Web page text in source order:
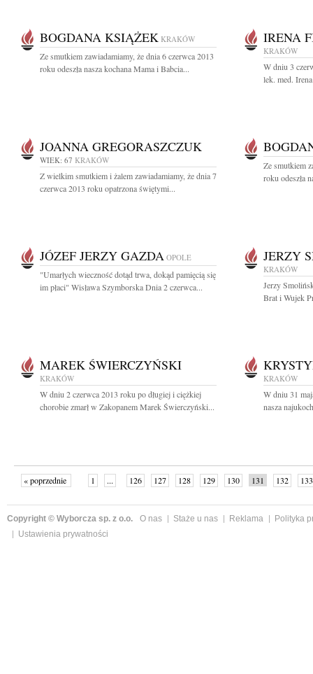
BOGDANA KSIĄŻEK KRAKÓW
Ze smutkiem zawiadamiamy, że dnia 6 czerwca 2013
roku odeszła nasza kochana Mama i Babcia...
IRENA
KRAKÓW
W dniu 3
lek. med.
JOANNA GREGORASZCZUK
WIEK: 67 KRAKÓW
Z wielkim smutkiem i żalem zawiadamiamy, że dnia 7
czerwca 2013 roku opatrzona świętymi...
Ze smutkiem
roku odeszła
JÓZEF JERZY GAZDA OPOLE
"Umarłych wieczność dotąd trwa, dokąd pamięcią się
im płaci" Wisława Szymborska Dnia 2 czerwca...
JERZY
KRAKÓW
Jerzy
Brat i Wujek
MAREK ŚWIERCZYŃSKI
KRAKÓW
W dniu 2 czerwca 2013 roku po długiej i ciężkiej
chorobie zmarł w Zakopanem Marek Świerczyński...
KRAKÓW
W dniu 31
nasza
« poprzednie 1 ... 126 127 128 129 130 131 132
133
Copyright © Wyborcza sp. z o.o. O nas Staże u nas Reklama
Polityka
Ustawienia prywatności